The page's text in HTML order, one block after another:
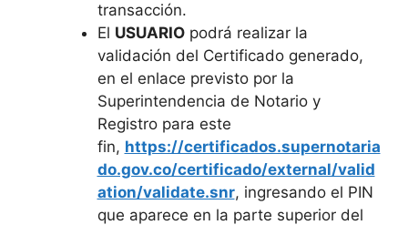
transacción.
El USUARIOpodrá realizar la
validación del Certificado generado,
en el enlace previsto por la
Superintendencia de Notario y
Registro para este
fin, https://certificados.supernotaria
do.gov.co/certificado/external/valid
ation/validate.snr, ingresando el PIN
que aparece en la parte superior del